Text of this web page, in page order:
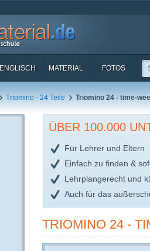
ENGLISCH MATERIAL FOTOS
Triomino - 24 Teile Triomino 24 - time-
ÜBER 100.000
Für Lehrer und Eltern
Einfach zu finden &
Lehrplangerecht und
Auch für das
TRIOMINO 24 -